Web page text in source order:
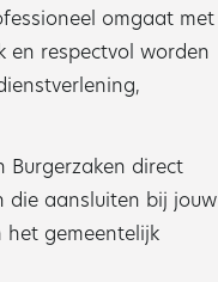
omgaat met
en respectvol worden
Burgerzaken direct
die aansluiten bij jouw
gemeentelijk